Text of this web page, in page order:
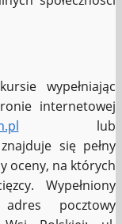
wypełniając
internetowej
lub
się pełny
oceny, na których
Wypełniony
pocztowy